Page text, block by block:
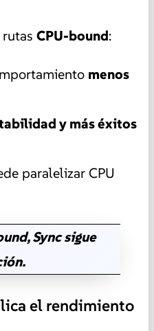
CPU-bound:
menos
y más éxitos
paralelizar CPU
Sync sigue
el rendimiento